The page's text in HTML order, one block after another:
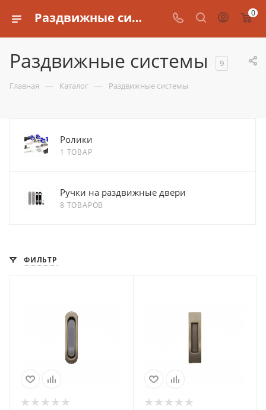
Раздвижные системы 0
Раздвижные системы 9
Главная — Каталог — Раздвижные системы
Ролики
1 ТОВАР
Ручки на раздвижные двери
8 ТОВАРОВ
ФИЛЬТР